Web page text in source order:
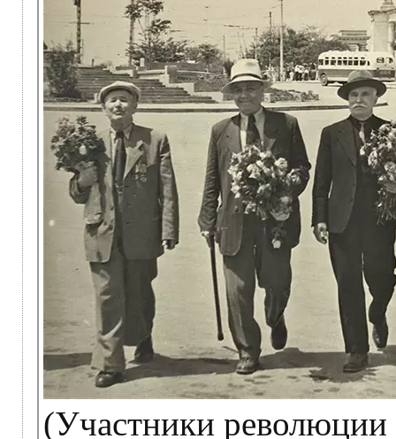
(Участники революции